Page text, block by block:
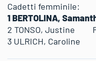
Cadetti femminile:
1 BERTOLINA,
2 TONSO, Justine
3 ULRICH, Caroline